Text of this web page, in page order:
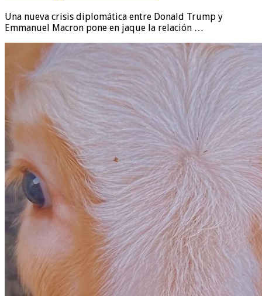
Una nueva crisis diplomática entre Donald Trump y
Emmanuel Macron pone en jaque la relación …